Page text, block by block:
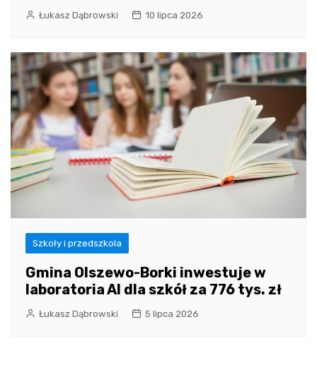
Łukasz Dąbrowski 10 lipca 2026
Szkoły i przedszkola
Gmina Olszewo-Borki inwestuje w
laboratoria AI dla szkół za 776 tys. zł
Łukasz Dąbrowski 5 lipca 2026